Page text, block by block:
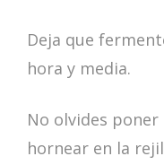
Deja que
hora y media.
No olvides poner
hornear en la